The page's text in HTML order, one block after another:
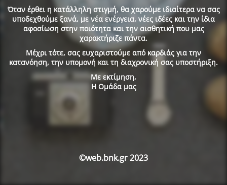
Όταν έρθει η κατάλληλη στιγμή, θα χαρούμε ιδιαίτερα να σας
υποδεχθούμε ξανά, με νέα ενέργεια, νέες ιδέες και την ίδια
αφοσίωση στην ποιότητα και την αισθητική που μας
χαρακτήριζε πάντα.
Μέχρι τότε, σας ευχαριστούμε από καρδιάς για την
κατανόηση, την υπομονή και τη διαχρονική σας υποστήριξη.
Με εκτίμηση,
Η Ομάδα μας
©web.bnk.gr 2023